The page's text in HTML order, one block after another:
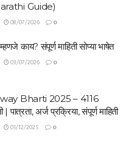
Guide)
08/07/2026 0
काय? संपूर्ण माहिती सोप्या भाषेत
03/07/2026 0
Bharti 2025 – 4116
| पात्रता, अर्ज प्रक्रिया, संपूर्ण माहिती
01/12/2025 0